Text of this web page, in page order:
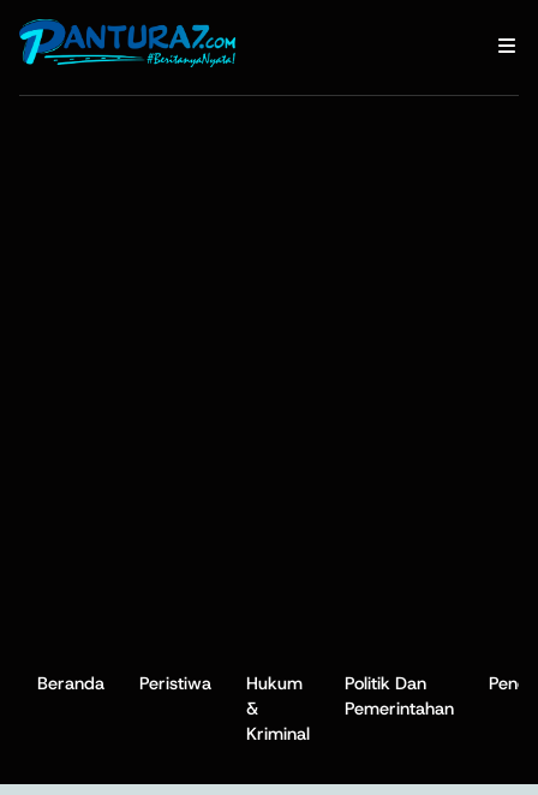
Beranda Peristiwa
Hukum
&
Kriminal
Politik Dan
Pemerintahan